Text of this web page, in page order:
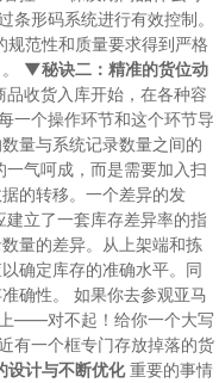
形码系统进行有效控制。
范性和质量要求得到严格
▼秘诀二：精准的货位动
收货入库开始，在各种容
一个操作环节和这个环节导
量与系统记录数量之间的
气呵成，而是需要加入扫
的转移。一个差异的发
立了一套库存差异率的指
量的差异。从上架端和拣
确定库存的准确水平。同
确性。 如果你去参观亚马
上——对不起！给你一个大写
有一个框专门存放掉落的货
计与不断优化重要的事情